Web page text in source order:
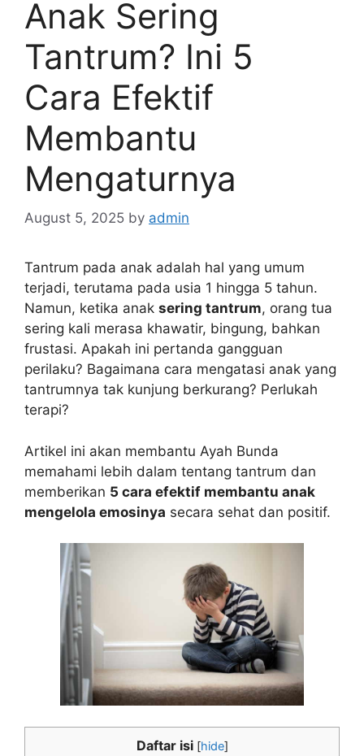
Anak Sering
Tantrum? Ini 5
Cara Efektif
Membantu
Mengaturnya
August 5, 2025 by admin
Tantrum pada anak adalah hal yang umum
terjadi, terutama pada usia 1 hingga 5 tahun.
Namun, ketika anak sering tantrum, orang tua
sering kali merasa khawatir, bingung, bahkan
frustasi. Apakah ini pertanda gangguan
perilaku? Bagaimana cara mengatasi anak yang
tantrumnya tak kunjung berkurang? Perlukah
terapi?
Artikel ini akan membantu Ayah Bunda
memahami lebih dalam tentang tantrum dan
memberikan 5 cara efektif membantu anak
mengelola emosinya secara sehat dan positif.
Daftar isi [hide]